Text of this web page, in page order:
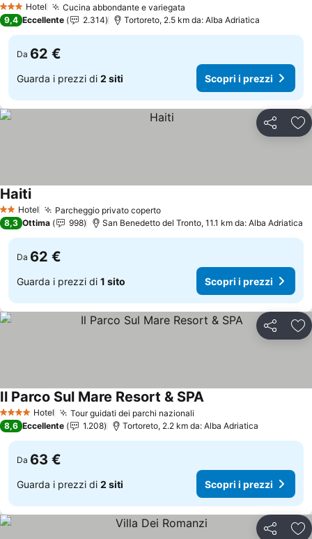
3 StelleHotel Cucina abbondante e variegata
9,4 Eccellente 2.314 Tortoreto, 2.5 km da: Alba Adriatica
Da 62 €
Guarda i prezzi di 2 siti Scopri i prezzi
Condividi
2 StelleHotel Parcheggio privato coperto
Haiti
8,3 Ottima 998 San Benedetto del Tronto, 11.1 km da: Alba Adriatica
Da 62 €
Guarda i prezzi di 1 sito Scopri i prezzi
Condividi
4 Stelle Hotel Tour guidati dei parchi nazionali
Il Parco Sul Mare Resort & SPA
8,6 Eccellente 1.208 Tortoreto, 2.2 km da: Alba Adriatica
Da 63 €
Guarda i prezzi di 2 siti Scopri i prezzi
Condividi